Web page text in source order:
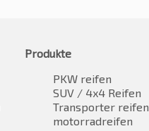
Produkte
PKW reifen
SUV / 4x4 Reifen
Transporter reifen
motorradreifen